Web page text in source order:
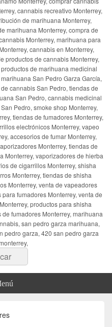
cannabis recreativo Monterrey,
de marihuana Monterrey,
marihuana Monterrey, compra de
Monterrey, marihuana para
cannabis en Monterrey,
productos de cannabis Monterrey,
de marihuana medicinal
San Pedro Garza García,
cannabis San Pedro, tiendas de
San Pedro, cannabis medicinal
Pedro, smoke shop Monterrey,
tiendas de fumadores Monterrey,
electrónicos Monterrey, vapeo
accesorios de fumar Monterrey,
Monterrey, tiendas de
Monterrey, vaporizadores de hierba
de cigarrillos Monterrey, shisha
Monterrey, tiendas de shisha
Monterrey, venta de vapeadores
fumadores Monterrey, venta de
productos para shisha
fumadores Monterrey, marihuana
san pedro garza marihuana,
pedro garza, 420 san pedro garza